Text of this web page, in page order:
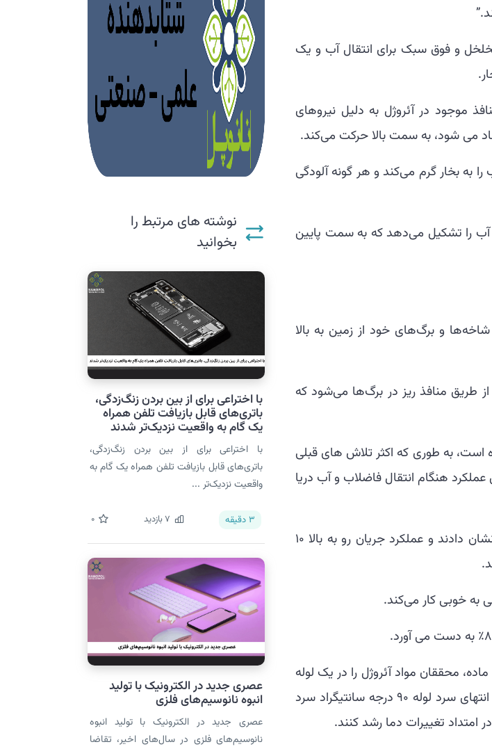
و فوق سبک برای انتقال آب و یک
در آئروژل به دلیل نیروهای
می شود، به سمت بالا حرکت می‌کند.
را به بخار گرم می‌کند و هر گونه آلودگی
را تشکیل می‌دهد که به سمت پایین
و برگ‌های خود از زمین به بالا
طریق منافذ ریز در برگ‌ها می‌شود که
است، به طوری که اکثر تلاش های قبلی
هنگام انتقال فاضلاب و آب دریا
با طراحی جدید آئروژل، محققان پیشرفت‌هایی را در تمام این زمینه ها نشان دادند و عملکرد جریان رو به بالا 10
به خوبی کار می‌کند.
محققان مواد آئروژل را در یک لوله
مسی ریختند و سپس آن را تحت یک تغییرات دمایی قرار دادند که در آن انتهای سرد لوله 90 درجه سانتیگراد سرد
تغییرات دما رشد کنند.
نوشته های مرتبط را
بخوانید
با اختراعی برای از بین بردن زنگ‌زدگی،
باتری‌های قابل بازیافت تلفن همراه
یک گام به واقعیت نزدیک‌تر شدند
با اختراعی برای از بین بردن زنگ‌زدگی،
باتری‌های قابل بازیافت تلفن همراه یک گام به
واقعیت نزدیک‌تر ...
3 دقیقه 7بازدید 0
عصری جدید در الکترونیک با تولید
انبوه نانوسیم‌های فلزی
عصری جدید در الکترونیک با تولید انبوه
نانوسیم‌های فلزی در سال‌های اخیر، تقاضا